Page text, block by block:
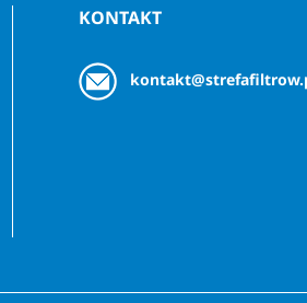
KONTAKT